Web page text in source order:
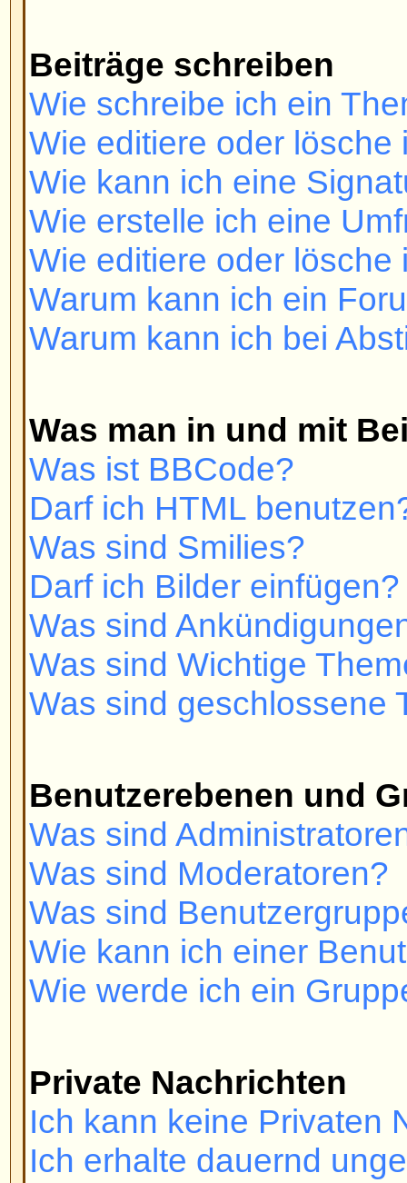
Was man in und mit Beiträgen
Was ist BBCode?
Darf ich HTML benutzen?
Was sind Smilies?
Darf ich Bilder einfügen?
Was sind Ankündigungen?
Was sind Wichtige Themen?
Was sind geschlossene
Benutzerebenen und Gruppen
Was sind Benutzergruppen?
Wie kann ich einer
Wie werde ich ein
Private Nachrichten
Ich kann keine Privaten
Ich erhalte dauernd ungewollte
Ich habe eine Spam- oder
jemandem auf diesem Board
Who wrote this bulletin board?
Why isn't X feature available?
Who do I contact about abusive
related to this board?
Registrieren und
registrieren, bevor Sie sich
Sie vom Board gebannt (in
eine Nachricht)? Wenn dem so